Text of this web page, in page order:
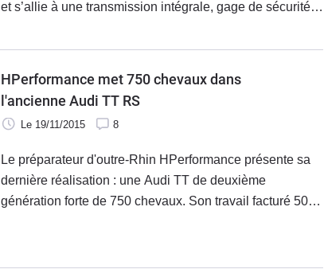
et s’allie à une transmission intégrale, gage de sécurité.
relativement abordable. À consommer maintenant !
HPerformance met 750 chevaux dans
l'ancienne Audi TT RS
Le 19/11/2015 8
Le préparateur d'outre-Rhin HPerformance présente sa
dernière réalisation : une Audi TT de deuxième
génération forte de 750 chevaux. Son travail facturé 50